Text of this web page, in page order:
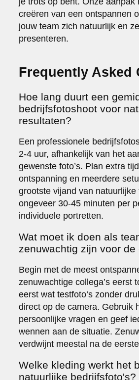
creëren van een ontspannen
jouw team zich natuurlijk en
presenteren.
Frequently Asked
Hoe lang duurt een
bedrijfsfotoshoot voor
resultaten?
Een professionele
2-4 uur, afhankelijk van het
gewenste foto’s. Plan extra
ontspanning en meerdere
grootste vijand van natuurlijke
ongeveer 30-45 minuten per
individuele portretten.
Wat moet ik doen als
zenuwachtig zijn voor de
Begin met de meest
zenuwachtige collega’s eerst
eerst wat testfoto’s zonder
direct op de camera. Gebruik
persoonlijke vragen en geef
wennen aan de situatie.
verdwijnt meestal na de
Welke kleding werkt het
natuurlijke bedrijfsfoto's?